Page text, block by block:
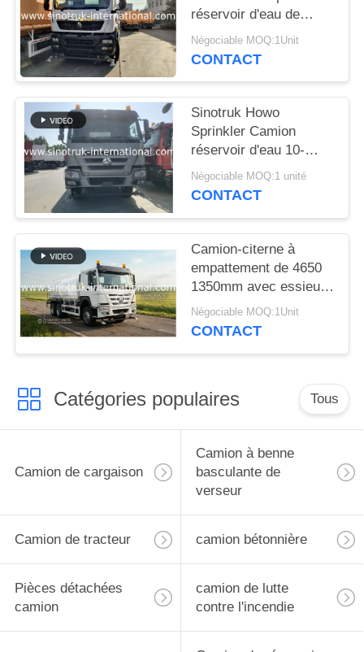
DU
SITE
POLITIQUE
DE
CONFIDENTIALITÉ
réservoir d'eau de
20000 litres Solution
pour les projets de
Négociable MOQ:1Unit
CONTACT
Sinotruk Howo
Sprinkler Camion
réservoir d'eau 10-
25CBM 6 X 4 Euro 2
371HP Blanc
Négociable MOQ:1 unité
CONTACT
Camion-citerne à
empattement de 4650
1350mm avec essieu
avant VGD95 :
performances et
Négociable MOQ:1Unit
CONTACT
Catégories populaires Tous
Camion de cargaison
Camion à benne
basculante de
verseur
Camion de tracteur camion bétonnière
Pièces détachées
camion
camion de lutte
contre l'incendie